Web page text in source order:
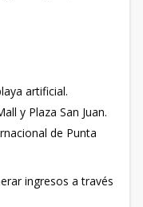
artificial.
y Plaza San Juan.
de Punta
ingresos a través